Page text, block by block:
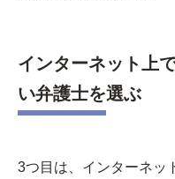
インターネット上
い弁護士を選ぶ
3つ目は、インターネッ